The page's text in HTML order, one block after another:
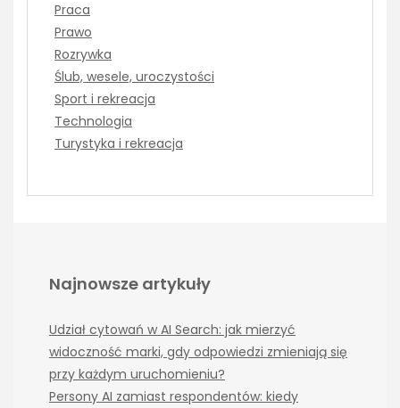
Praca
Prawo
Rozrywka
Ślub, wesele, uroczystości
Sport i rekreacja
Technologia
Turystyka i rekreacja
Najnowsze artykuły
Udział cytowań w AI Search: jak mierzyć
widoczność marki, gdy odpowiedzi zmieniają się
przy każdym uruchomieniu?
Persony AI zamiast respondentów: kiedy